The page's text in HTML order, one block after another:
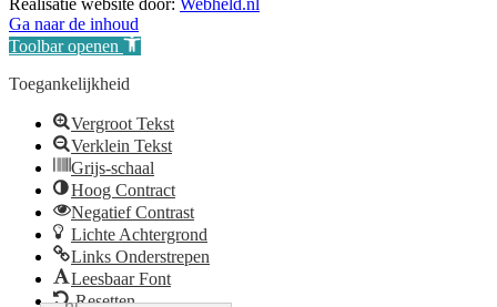
Realisatie website door: Webheld.nl
Ga naar de inhoud
Toolbar openen
Toegankelijkheid
Vergroot Tekst
Verklein Tekst
Grijs-schaal
Hoog Contract
Negatief Contrast
Lichte Achtergrond
Links Onderstrepen
Leesbaar Font
Resetten